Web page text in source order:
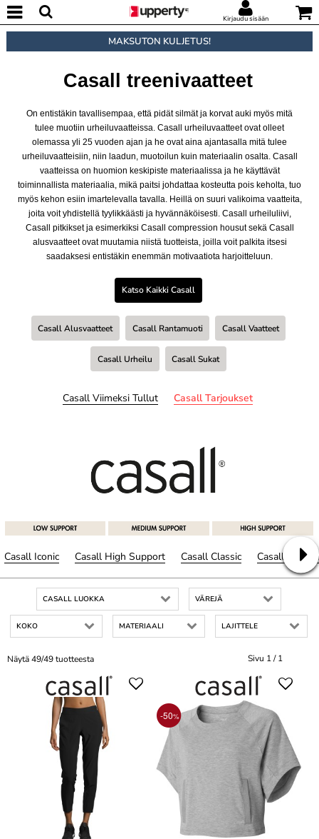
Kirjaudu sisään
MAKSUTON KULJETUS!
Casall treenivaatteet
On entistäkin tavallisempaa, että pidät silmät ja korvat auki myös mitä
tulee muotiin urheiluvaatteissa. Casall urheiluvaatteet ovat olleet
olemassa yli 25 vuoden ajan ja he ovat aina ajantasalla mitä tulee
urheiluvaatteisiin, niin laadun, muotoilun kuin materiaalin osalta. Casall
vaatteissa on huomion keskipiste materiaalissa ja he käyttävät
toiminnallista materiaalia, mikä paitsi johdattaa kosteutta pois keholta, tuo
myös kehon esiin imartelevalla tavalla. Heillä on suuri valikoima vaatteita,
joita voit yhdistellä tyylikkäästi ja hyvännäköisesti. Casall urheiluliivi,
Casall pitkikset ja esimerkiksi Casall compression housut sekä Casall
alusvaatteet ovat muutamia niistä tuotteista, joilla voit palkita itsesi
saadaksesi entistäkin enemmän motivaatiota harjoitteluun.
Katso Kaikki Casall
Casall Alusvaatteet Casall Rantamuoti Casall Vaatteet
Casall Urheilu Casall Sukat
Casall Viimeksi Tullut Casall Tarjoukset
Casall Iconic Casall High Support Casall Classic Casall
CASALL LUOKKA VÄREJÄ
KOKO MATERIAALI LAJITTELE
Sivu 1 / 1
Näytä 49/49 tuotteesta
-50%